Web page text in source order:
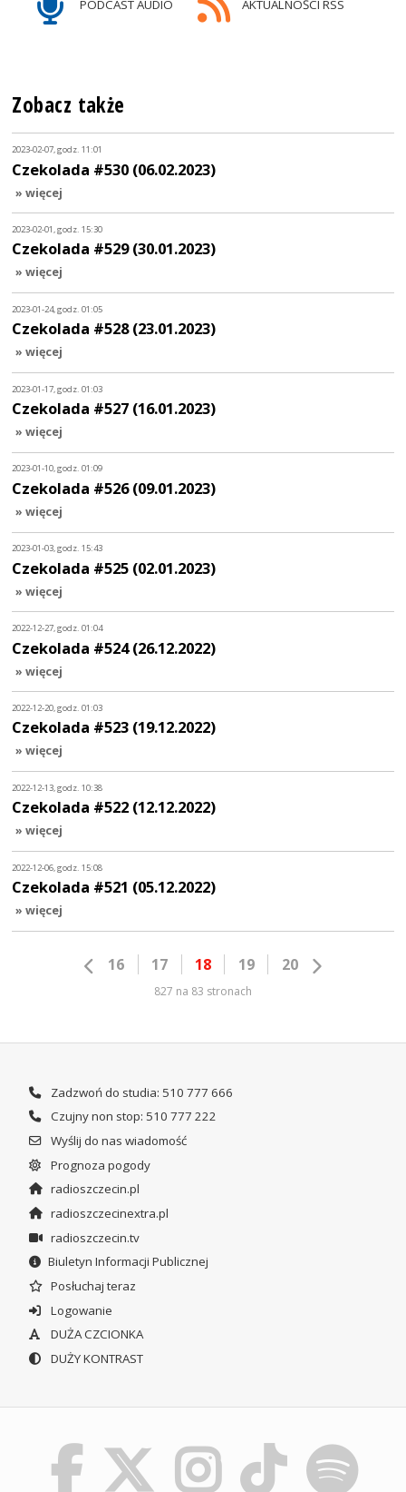
PODCAST AUDIO AKTUALNOŚCI RSS
Zobacz także
2023-02-07, godz. 11:01
Czekolada #530 (06.02.2023)
» więcej
2023-02-01, godz. 15:30
Czekolada #529 (30.01.2023)
» więcej
2023-01-24, godz. 01:05
Czekolada #528 (23.01.2023)
» więcej
2023-01-17, godz. 01:03
Czekolada #527 (16.01.2023)
» więcej
2023-01-10, godz. 01:09
Czekolada #526 (09.01.2023)
» więcej
2023-01-03, godz. 15:43
Czekolada #525 (02.01.2023)
» więcej
2022-12-27, godz. 01:04
Czekolada #524 (26.12.2022)
» więcej
2022-12-20, godz. 01:03
Czekolada #523 (19.12.2022)
» więcej
2022-12-13, godz. 10:38
Czekolada #522 (12.12.2022)
» więcej
2022-12-06, godz. 15:08
Czekolada #521 (05.12.2022)
» więcej
16 17 18 19 20
827 na 83 stronach
Zadzwoń do studia: 510 777 666
Czujny non stop: 510 777 222
Wyślij do nas wiadomość
Prognoza pogody
radioszczecin.pl
radioszczecinextra.pl
radioszczecin.tv
Biuletyn Informacji Publicznej
Posłuchaj teraz
Logowanie
DUŻA CZCIONKA
DUŻY KONTRAST